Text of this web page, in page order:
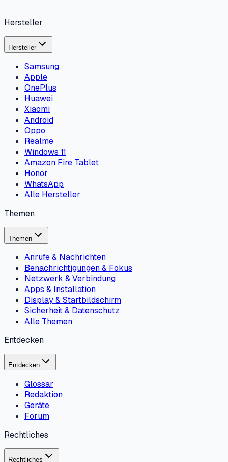
Hersteller
Hersteller
Samsung
Apple
OnePlus
Huawei
Xiaomi
Android
Oppo
Realme
Windows 11
Amazon Fire Tablet
Honor
WhatsApp
Alle Hersteller
Themen
Themen
Anrufe & Nachrichten
Benachrichtigungen & Fokus
Netzwerk & Verbindung
Apps & Installation
Display & Startbildschirm
Sicherheit & Datenschutz
Alle Themen
Entdecken
Entdecken
Glossar
Redaktion
Geräte
Forum
Rechtliches
Rechtliches